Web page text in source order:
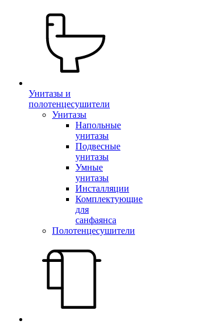
Унитазы и
полотенцесушители
Унитазы
Напольные
унитазы
Подвесные
унитазы
Умные
унитазы
Инсталляции
Комплектующие
для
санфаянса
Полотенцесушители